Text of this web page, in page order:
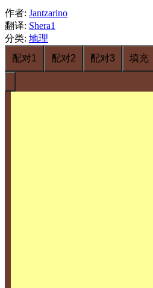
作者: Jantzarino
翻译: Shera1
分类: 地理
配对1
配对2 配对3 填充